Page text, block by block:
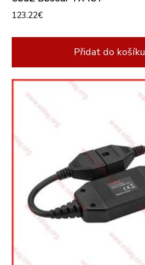
123.22€
Přidat do košíku